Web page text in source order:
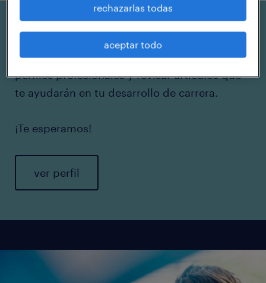
en linkedin.
Podrás acceder a ofertas laborales para
perfiles profesionales y revisar artículos que
te ayudarán en tu desarrollo de carrera.
¡Te esperamos!
ver perfil
rechazarlas todas
aceptar todo